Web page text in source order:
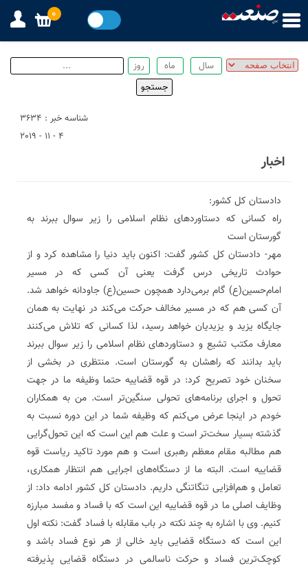
شناسه خبر : 3634
4 - 11 - 2019
اخبار
دادستان کل کشور:
راه کسانی که دستاوردهای نظام اسلامی را زیر سوال ببرند به
گورستان است
مهر- دادستان کل کشور گفت: اکنون باید دنیا را مشاهده کرد و از
حوادث تاریخی درس گرفت یعنی آن کسی که در مسیر
امام‌حسین(ع) گام برمی‌دارد همچون حسین‌(ع) جاودانه خواهد شد.
آن کسی هم که در مسیر مخالف حرکت می‌کند در نهایت به همان
جایگاه یزید و یزیدیان خواهد رسید، لذا کسانی که تلاش می‌کنند
معارف مکتب تشیع و دستاوردهای نظام اسلامی را زیر سوال ببرند
باید بدانند که راهشان به گورستان است. منتظری در بخشی از
سخنان خود تصریح کرد: در قوه قضاییه حتما وظیفه ما در جهت
تحول و اجرای برنامه‌های تحولی سنگین‌تر است. من به همکاران
خودم در اینجا عرض می‌کنم که وظیفه شما در این دوره نسبت به
گذشته بسیار سخت‌تر است و علت هم این است که این تحول‌گرایی
هم مطالبه مقام معظم رهبری است و هم مورد تاکید ریاست قوه
قضاییه است. البته ما از دستگاه‌های اجرایی هم انتظار همکاری،
تعامل و هم‌افزایی تنگاتنگی داریم. دادستان کل کشور ادامه داد: از
وظایف اصلی ما در قوه قضاییه این است که با فساد و مفسد مبارزه
کنیم. وی با اشاره به چند نکته در باب مقابله با فساد گفت: نکته اول
این است که دستگاه قضایی باید خالی از هر نوع فساد باشد و
کوچک‌ترین فساد و حرکت ناسالمی در دستگاه قضایی پذیرفته
0